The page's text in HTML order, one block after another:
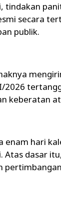
tindakan
secara
publik.
2026
keberatan
enam hari
Atas dasar